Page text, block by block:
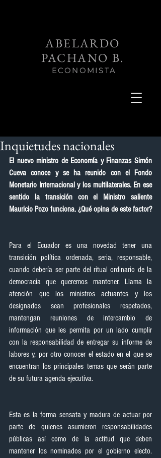
ABELARDO
PACHANO B.
ECONOMISTA
Inquietudes nacionales
El nuevo ministro de Economía y Finanzas Simón
Cueva conoce y se ha reunido con el Fondo
Monetario Internacional y los multilaterales. En ese
sentido la transición con el Ministro saliente
Mauricio Pozo funciona. ¿Qué opina de este factor?
Para el Ecuador es una novedad tener una
transición política ordenada, seria, responsable,
cuando debería ser parte del ritual ordinario de la
democracia que queremos mantener. Llama la
atención que los ministros actuantes y los
designados sean profesionales respetados,
mantengan reuniones de intercambio de
información que les permita por un lado cumplir
con la responsabilidad de entregar su informe de
labores y, por otro conocer el estado en el que se
encuentran los principales temas que serán parte
de su futura agenda ejecutiva.
Esta es la forma sensata y madura de actuar por
parte de quienes asumieron responsabilidades
públicas así como de la actitud que deben
mantener los nominados por el gobierno electo.